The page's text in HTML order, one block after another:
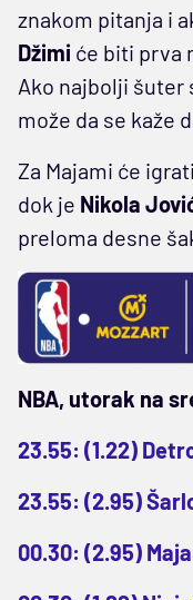
znakom pitanja i
Džimi će biti prva
Ako najbolji šuter
može da se kaže
Za Majami će
dok je Nikola
preloma desne
NBA, utorak na
23.55: (1.22)
23.55: (2.95)
00.30: (2.95)